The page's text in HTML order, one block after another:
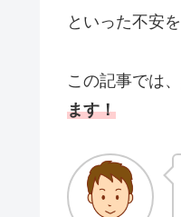
といった不安
この記事では、
ます！